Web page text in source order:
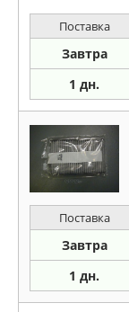
Поставка
Завтра
1 дн.
Поставка
Завтра
1 дн.